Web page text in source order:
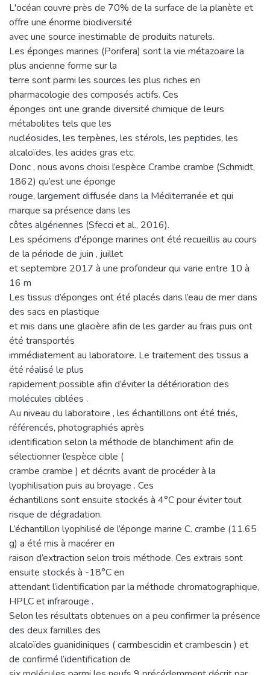
L'océan couvre près de 70% de la surface de la planète et
offre une énorme biodiversité
avec une source inestimable de produits naturels.
Les éponges marines (Porifera) sont la vie métazoaire la
plus ancienne forme sur la
terre sont parmi les sources les plus riches en
pharmacologie des composés actifs. Ces
éponges ont une grande diversité chimique de leurs
métabolites tels que les
nucléosides, les terpènes, les stérols, les peptides, les
alcaloïdes, les acides gras etc.
Donc , nous avons choisi l’espèce Crambe crambe (Schmidt,
1862) qu’est une éponge
rouge, largement diffusée dans la Méditerranée et qui
marque sa présence dans les
côtes algériennes (Sfecci et al., 2016).
Les spécimens d'éponge marines ont été recueillis au cours
de la période de juin , juillet
et septembre 2017 à une profondeur qui varie entre 10 à
16 m
Les tissus d’éponges ont été placés dans l’eau de mer dans
des sacs en plastique
et mis dans une glacière afin de les garder au frais puis ont
été transportés
immédiatement au laboratoire. Le traitement des tissus a
été réalisé le plus
rapidement possible afin d’éviter la détérioration des
molécules ciblées .
Au niveau du laboratoire , les échantillons ont été triés,
référencés, photographiés après
identification selon la méthode de blanchiment afin de
sélectionner l’espèce cible (
crambe crambe ) et décrits avant de procéder à la
lyophilisation puis au broyage . Ces
échantillons sont ensuite stockés à 4°C pour éviter tout
risque de dégradation.
L’échantillon lyophilisé de l’éponge marine C. crambe (11.65
g) a été mis à macérer en
raison d’extraction selon trois méthode. Ces extrais sont
ensuite stockés à -18°C en
attendant l’identification par la méthode chromatographique,
HPLC et infrarouge .
Selon les résultats obtenues on a peu confirmer la présence
des deux familles des
alcaloïdes guanidiniques ( carmbescidin et crambescin ) et
de confirmé l’identification de